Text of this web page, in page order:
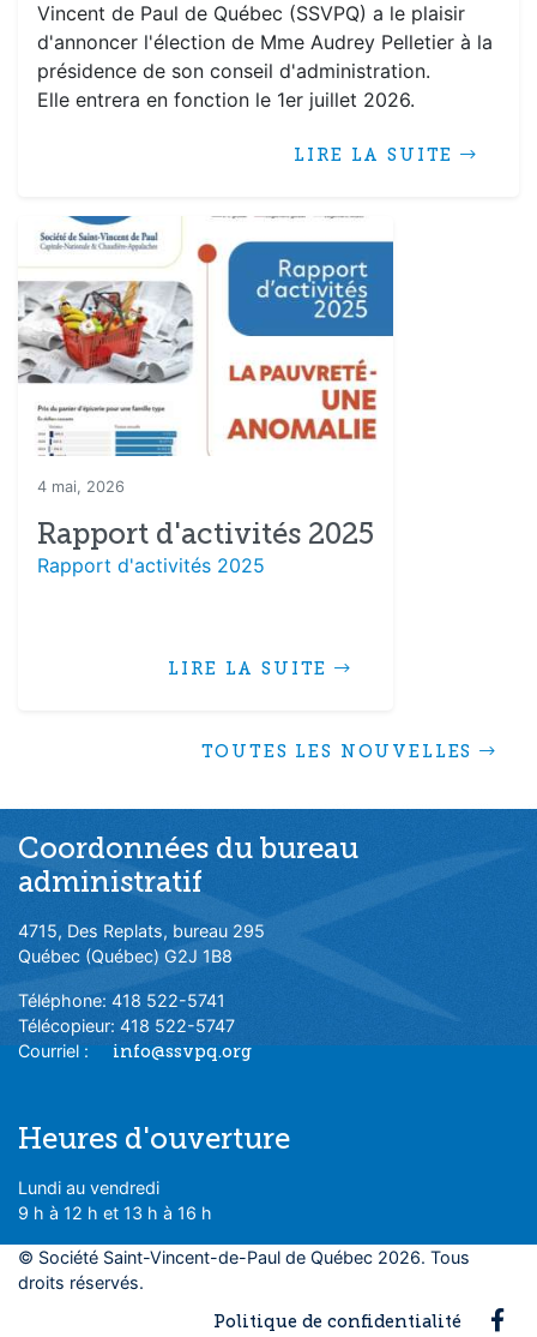
Vincent de Paul de Québec (SSVPQ) a le plaisir
d'annoncer l'élection de Mme Audrey Pelletier à la
présidence de son conseil d'administration.
Elle entrera en fonction le 1er juillet 2026.
LIRE LA SUITE
4 mai, 2026
Rapport d'activités 2025
Rapport d'activités 2025
LIRE LA SUITE
TOUTES LES NOUVELLES
Coordonnées du bureau
administratif
4715, Des Replats, bureau 295
Québec (Québec) G2J 1B8
Téléphone: 418 522-5741
Télécopieur: 418 522-5747
Courriel :
info@ssvpq.org
Heures d'ouverture
Lundi au vendredi
9 h à 12 h et 13 h à 16 h
© Société Saint-Vincent-de-Paul de Québec 2026. Tous
droits réservés.
Politique de confidentialité